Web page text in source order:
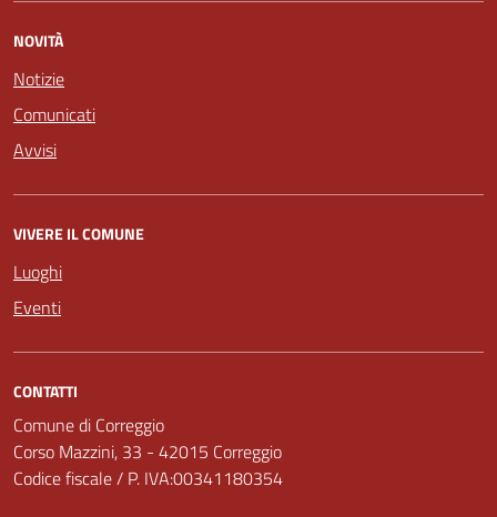
NOVITÀ
Notizie
Comunicati
Avvisi
VIVERE IL COMUNE
Luoghi
Eventi
CONTATTI
Comune di Correggio
Corso Mazzini, 33 - 42015 Correggio
Codice fiscale / P. IVA:00341180354